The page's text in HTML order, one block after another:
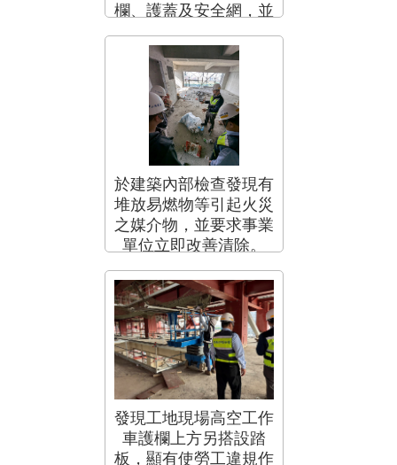
欄、護蓋及安全網，並
改善。
於建築內部檢查發現有
堆放易燃物等引起火災
之媒介物，並要求事業
單位立即改善清除。
發現工地現場高空工作
車護欄上方另搭設踏
板，顯有使勞工違規作